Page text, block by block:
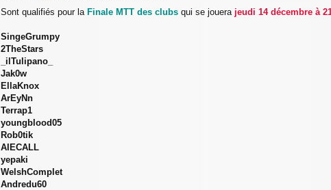
e
s
a
g
e
Sont qualifiés pour la Finale MTT des clubs qui se jouera jeudi 14 décembre à
SingeGrumpy
2TheStars
_ilTulipano_
Jak0w
EllaKnox
ArEyNn
Terrap1
youngblood05
Rob0tik
AIECALL
yepaki
WelshComplet
Andredu60